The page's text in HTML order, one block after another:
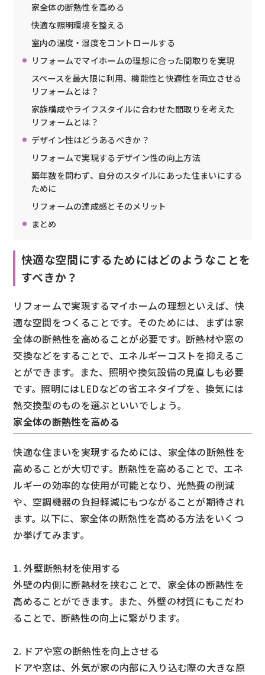
家全体の断熱性を高める
快適な照明環境を整える
室内の温度・湿度をコントロールする
リフォームでマイホームの理想に合った間取りを実現
スペースを最大限に利用、機能性と快適性を両立させる
リフォームとは？
家族構成やライフスタイルに合わせた間取りを考えた
リフォームとは？
デザイン性はどうあるべきか？
リフォームで実現するデザイン性の向上方法
築年数を問わず、自分のスタイルにあった住まいにする
ために
リフォームの達成感とそのメリット
まとめ
快適な空間にするためにはどのようなことを
すべきか？
リフォームで実現するマイホームの理想といえば、快
適な空間をつくることです。そのためには、まずは家
全体の断熱性を高めることが必要です。断熱材や窓の
交換などをすることで、エネルギーコストを抑えるこ
とができます。また、照明や換気設備の見直しも必要
です。照明にはLEDなどの省エネタイプを、換気には
熱交換型のものを選ぶといいでしょう。
家全体の断熱性を高める
快適な住まいを実現するためには、家全体の断熱性を
高めることが大切です。断熱性を高めることで、エネ
ルギーの効率的な使用が可能となり、光熱費の削減
や、空調機器の負担軽減にもつながることが期待され
ます。以下に、家全体の断熱性を高める方法をいくつ
か挙げてみます。
1. 外壁断熱材を使用する
外壁の内側に断熱材を挟むことで、家全体の断熱性を
高めることができます。また、外壁の材質にもこだわ
ることで、断熱性の向上に繋がります。
2. ドアや窓の断熱性を向上させる
ドアや窓は、外気が家の内部に入り込む際の大きな原